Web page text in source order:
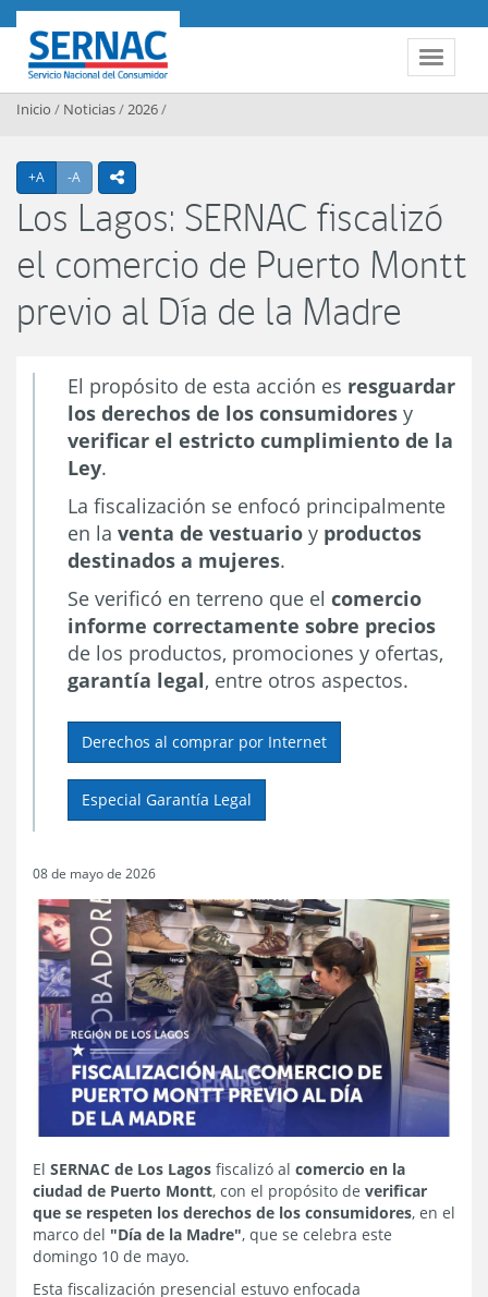
Contenido principal
Toggle
SERNAC
Inicio / Noticias/2026/
+A Agrandar texto
-A Achicar textoicono compartir
Los Lagos: SERNAC fiscalizó
el comercio de Puerto Montt
previo al Día de la Madre
El propósito de esta acción es resguardar
los derechos de los consumidores y
verificar el estricto cumplimiento de la
Ley.
La fiscalización se enfocó principalmente
en la venta de vestuario y productos
destinados a mujeres.
Se verificó en terreno que el comercio
informe correctamente sobre precios
de los productos, promociones y ofertas,
garantía legal, entre otros aspectos.
Derechos al comprar por Internet
Especial Garantía Legal
08 de mayo de 2026
El SERNAC de Los Lagos fiscalizó al comercio en la
ciudad de Puerto Montt, con el propósito de verificar
que se respeten los derechos de los consumidores, en el
marco del "Día de la Madre", que se celebra este
domingo 10 de mayo.
Esta fiscalización presencial estuvo enfocada